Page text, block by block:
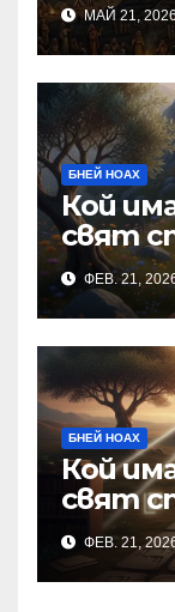
МАЙ 21,
БНЕЙ НОАХ
Кой
свят
наФЕВ. 21,
БНЕЙ НОАХ
Кой
свят
наФЕВ. 21,